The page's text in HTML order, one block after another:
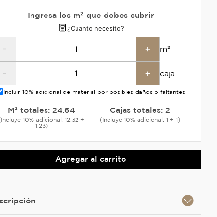
Ingresa los m² que debes cubrir
¿Cuanto necesito?
- + m²
- + caja
Incluir 10% adicional de material por posibles daños o faltantes
M² totales: 24.64
10% adicional: 12.32 +
1.23)
Cajas totales: 2
(Incluye 10% adicional: 1 + 1)
Agregar al carrito